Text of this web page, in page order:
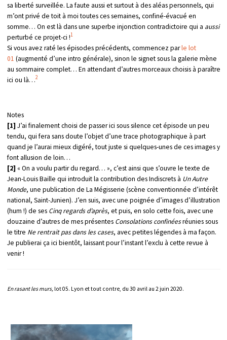
sa liberté surveillée. La faute aussi et surtout à des aléas personnels, qui
m’ont privé de toit à moi toutes ces semaines, confiné-évacué en
somme… On est là dans une superbe injonction contradictoire qui a aussi
perturbé ce projet-ci !1
Si vous avez raté les épisodes précédents, commencez parle lot
01 (augmenté d’une intro générale), sinon le signet sous la galerie mène
au sommaire complet… En attendant d’autres morceaux choisis à paraître
ici ou là…2
Notes
[1] J’ai finalement choisi de passer ici sous silence cet épisode un peu
tendu, qui fera sans doute l’objet d’une trace photographique à part
quand je l’aurai mieux digéré, tout juste si quelques-unes de ces images y
font allusion de loin…
[2] « On a voulu partir du regard… », c’est ainsi que s’ouvre le texte de
Jean-Louis Baille qui introduit la contribution des Indiscrets à Un Autre
Monde, une publication de La Mégisserie (scène conventionnée d’intérêt
national, Saint-Junien). J’en suis, avec une poignée d’images d’illustration
(hum !) de ses Cinq regards d’après, et puis, en solo cette fois, avec une
douzaine d’autres de mes présentes Consolations confinéesréunies sous
le titre Ne rentrait pas dans les cases, avec petites légendes à ma façon.
Je publierai ça ici bientôt, laissant pour l’instant l’exclu à cette revue à
venir !
En rasant les murs, lot 05. Lyon et tout contre, du 30 avril au 2 juin 2020.